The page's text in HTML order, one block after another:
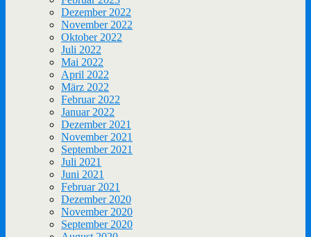
Dezember 2022
November 2022
Oktober 2022
Juli 2022
Mai 2022
April 2022
März 2022
Februar 2022
Januar 2022
Dezember 2021
November 2021
September 2021
Juli 2021
Juni 2021
Februar 2021
Dezember 2020
November 2020
September 2020